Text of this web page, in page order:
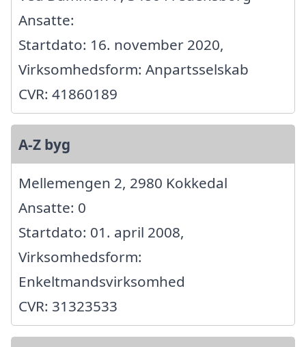
Ansatte:
Startdato: 16. november 2020,
Virksomhedsform: Anpartsselskab
CVR: 41860189
A-Z byg
Mellemengen 2, 2980 Kokkedal
Ansatte: 0
Startdato: 01. april 2008,
Virksomhedsform:
Enkeltmandsvirksomhed
CVR: 31323533